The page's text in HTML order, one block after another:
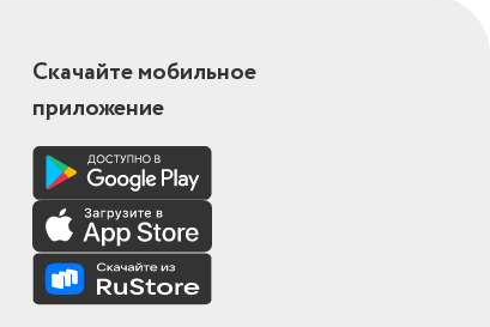
Скачайте мобильное
приложение